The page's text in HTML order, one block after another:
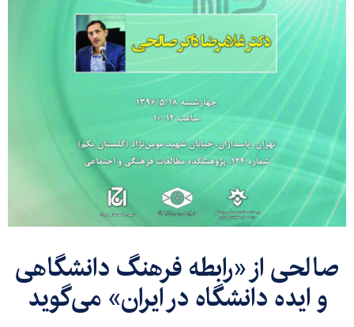
صالحی از «رابطه فرهنگ دانشگاهی
و ایده دانشگاه در ایران» می‌گوید